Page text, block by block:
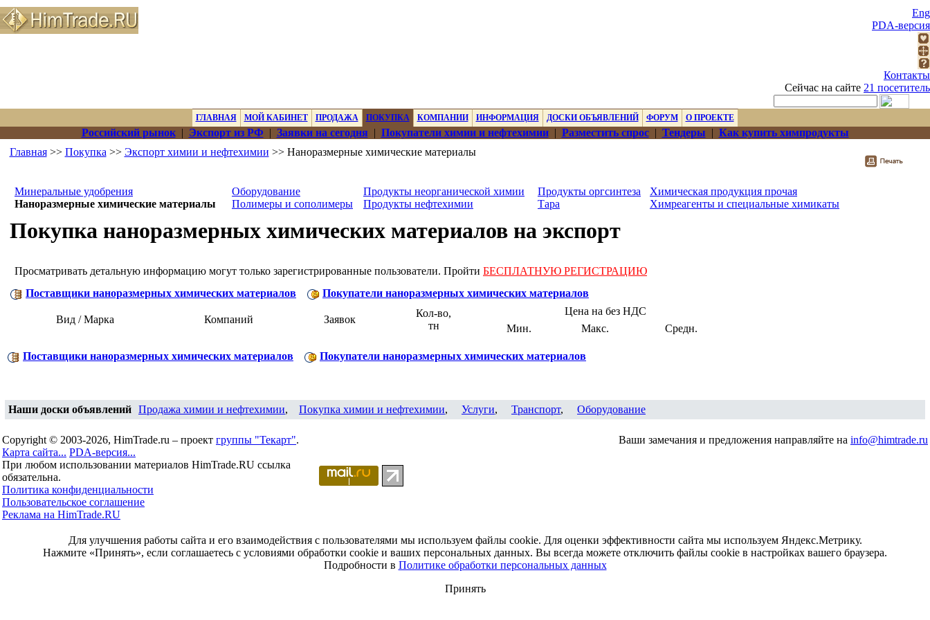
Eng
PDA-версия
Контакты
Сейчас на сайте 21 посетитель
ГЛАВНАЯ МОЙ КАБИНЕТ ПРОДАЖА ПОКУПКА КОМПАНИИ ИНФОРМАЦИЯ ДОСКИ ОБЪЯВЛЕНИЙ ФОРУМ О ПРОЕКТЕ
Российский рынок| Экспорт из РФ | Заявки на сегодня | Покупатели химии и нефтехимии| Разместить спрос| Тендеры | Как купить химпродукты
Главная>> Покупка >> Экспорт химии и нефтехимии >> Наноразмерные химические материалы
Минеральные удобрения
Наноразмерные химические материалы
Оборудование
Полимеры и сополимеры
Продукты неорганической химии
Продукты нефтехимии
Продукты оргсинтеза
Тара
Химическая продукция прочая
Химреагенты и специальные химикаты
Покупка наноразмерных химических материалов на экспорт
Просматривать детальную информацию могут только зарегистрированные пользователи. Пройти БЕСПЛАТНУЮ РЕГИСТРАЦИЮ
Поставщики наноразмерных химических материалов
Покупатели наноразмерных химических материалов
Вид / Марка Компаний Заявок
Кол-во,
тн
Цена на без НДС
Мин.
Макс. Средн.
Поставщики наноразмерных химических материалов Покупатели наноразмерных химических материалов
Наши доски объявлений Продажа химии и нефтехимии, Покупка химии и нефтехимии, Услуги, Транспорт, Оборудование
Copyright © 2003-2026, HimTrade.ru – проект группы "Текарт".
Карта сайта... PDA-версия...
При любом использовании материалов HimTrade.RU ссылка
обязательна.
Политика конфиденциальности
Пользовательское соглашение
Реклама на HimTrade.RU
Ваши замечания и предложения направляйте на info@himtrade.ru
Для улучшения работы сайта и его взаимодействия с пользователями мы используем файлы cookie. Для оценки эффективности сайта мы используем Яндекс.Метрику.
Нажмите «Принять», если соглашаетесь с условиями обработки cookie и ваших персональных данных. Вы всегда можете отключить файлы cookie в настройках вашего браузера.
Подробности в Политике обработки персональных данных
Принять